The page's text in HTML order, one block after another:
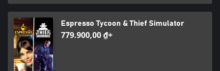
Espresso Tycoon & Thief Simulator
779.900,00 ₫+